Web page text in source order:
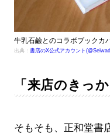
牛乳石鹼とのコラボブックカ
出典： 書店のX公式アカウント
「来店のきっか
そもそも、正和堂書